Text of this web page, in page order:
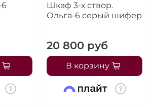
6
Шкаф 3-х створ.
Ольга-6 серый шифер
20 800 руб
В корзину